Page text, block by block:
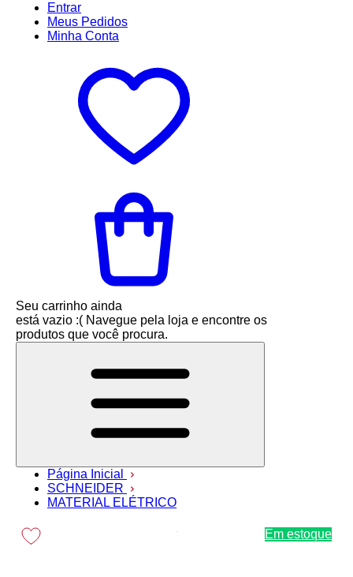
Entrar
Meus Pedidos
Minha Conta
Seu carrinho ainda
está vazio :( Navegue pela loja e encontre os
produtos que você procura.
Página Inicial
SCHNEIDER
MATERIAL ELÉTRICO
Em estoque